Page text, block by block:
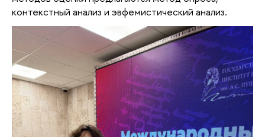
контекстный анализ и эвфемистический анализ.